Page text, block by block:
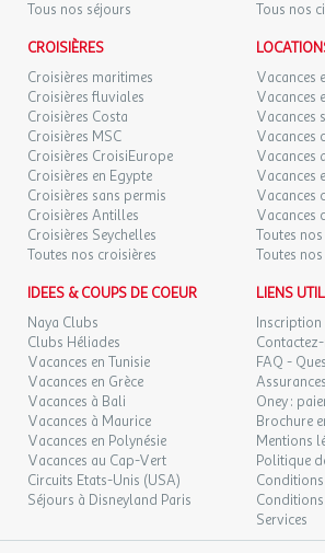
Tous nos séjours
Tous nos
CROISIÈRES
Croisières maritimes
Croisières fluviales
Croisières Costa
Croisières MSC
Croisières CroisiEurope
Croisières en Egypte
Croisières sans permis
Croisières Antilles
Croisières Seychelles
Toutes nos croisières
Vacances
Vacances
Vacances
Vacances
Vacances
Vacances
Vacances
Vacances
Toutes
Toutes
IDEES & COUPS DE COEUR
Naya Clubs
Clubs Héliades
Vacances en Tunisie
Vacances en Grèce
Vacances à Bali
Vacances à Maurice
Vacances en Polynésie
Vacances au Cap-Vert
Circuits Etats-Unis (USA)
Séjours à Disneyland Paris
LIENS
FAQ -
Oney :
Brochure
Mentions
Politique
Conditions
Services